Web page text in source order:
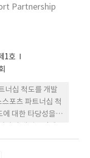
것으로 나타났다.
불안 요인은 여성
람의 비율이 월등
에 따라 섭식태
가 있는 것으로 나
지막으로 섭식태
결과, 섭식태도는
것으로 나타났다.
정서의 불안, 우울
혀졌다. 이와 같은
Partnership
1호
너십 척도를 개발
포츠 파트너십 척
대한 타당성을
점을 살펴보았다.
에 등록된